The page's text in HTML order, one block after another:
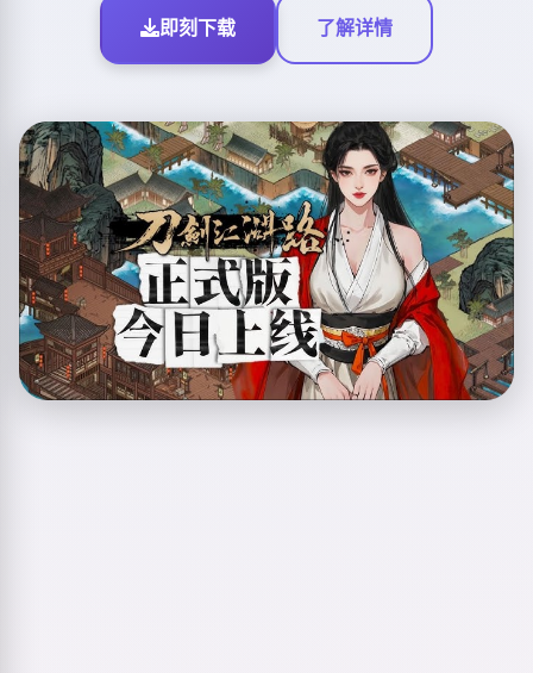
即刻下载 了解详情